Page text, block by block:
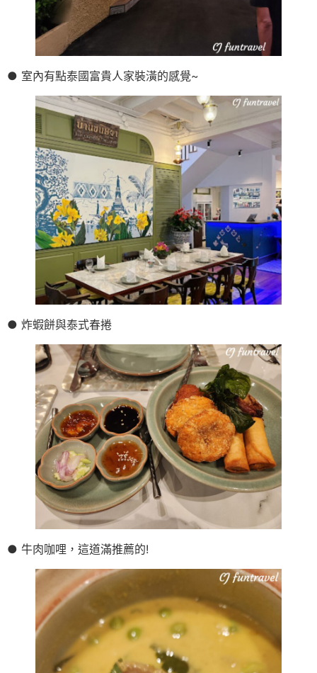
● 室內有點泰國富貴人家裝潢的感覺~
● 炸蝦餅與泰式春捲
● 牛肉咖哩，這道滿推薦的!